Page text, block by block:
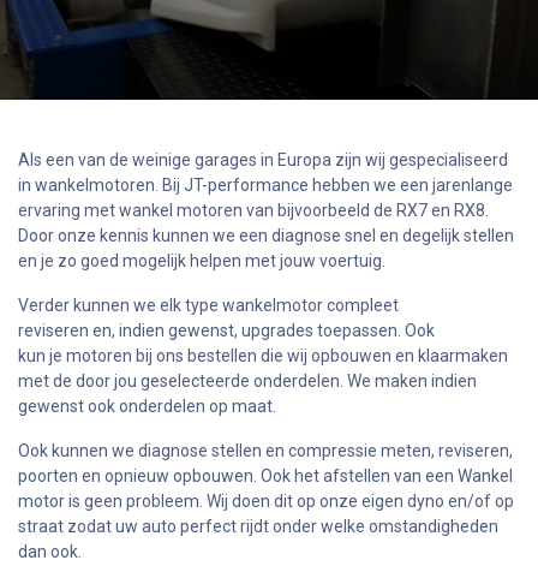
Als een van de weinige garages in Europa zijn wij gespecialiseerd
in wankelmotoren. Bij JT-performance hebben we een jarenlange
ervaring met wankel motoren van bijvoorbeeld de RX7 en RX8.
Door onze kennis kunnen we een diagnose snel en degelijk stellen
en je zo goed mogelijk helpen met jouw voertuig.
Verder kunnen we elk type wankelmotor compleet
reviseren en, indien gewenst, upgrades toepassen. Ook
kun je motoren bij ons bestellen die wij opbouwen en klaarmaken
met de door jou geselecteerde onderdelen. We maken indien
gewenst ook onderdelen op maat.
Ook kunnen we diagnose stellen en compressie meten, reviseren,
poorten en opnieuw opbouwen. Ook het afstellen van een Wankel
motor is geen probleem. Wij doen dit op onze eigen dyno en/of op
straat zodat uw auto perfect rijdt onder welke omstandigheden
dan ook.